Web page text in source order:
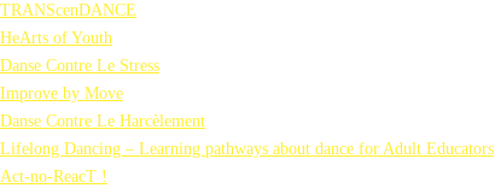
TRANScenDANCE
HeArts of Youth
Danse Contre Le Stress
Improve by Move
Danse Contre Le Harcèlement
Lifelong Dancing – Learning pathways about dance for Adult Educators
Act-no-ReacT !